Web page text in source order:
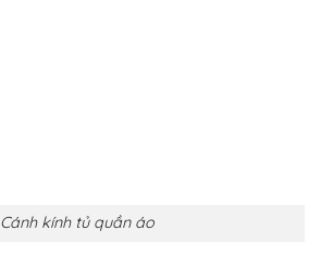
Cánh kính tủ quần áo